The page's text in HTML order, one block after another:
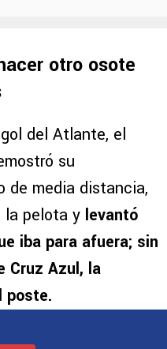
otro osote
del Atlante, el
su
de media distancia,
la pelota y levantó
iba para afuera; sin
Cruz Azul, la
poste.